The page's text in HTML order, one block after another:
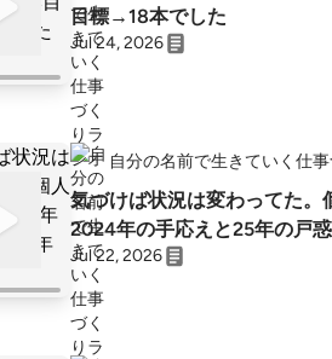
目標→18本でした
Jul 24, 2026
自分の名前で生きていく仕
気づけば状況は変わってた。
2024年の手応えと25年の戸
Jul 22, 2026